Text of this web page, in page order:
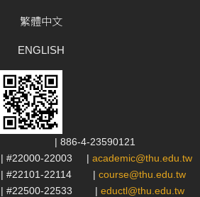
繁體中文
ENGLISH
| 886-4-23590121
| #22000-22003 | academic@thu.edu.tw
| #22101-22114 | course@thu.edu.tw
| #22500-22533 | eductl@thu.edu.tw